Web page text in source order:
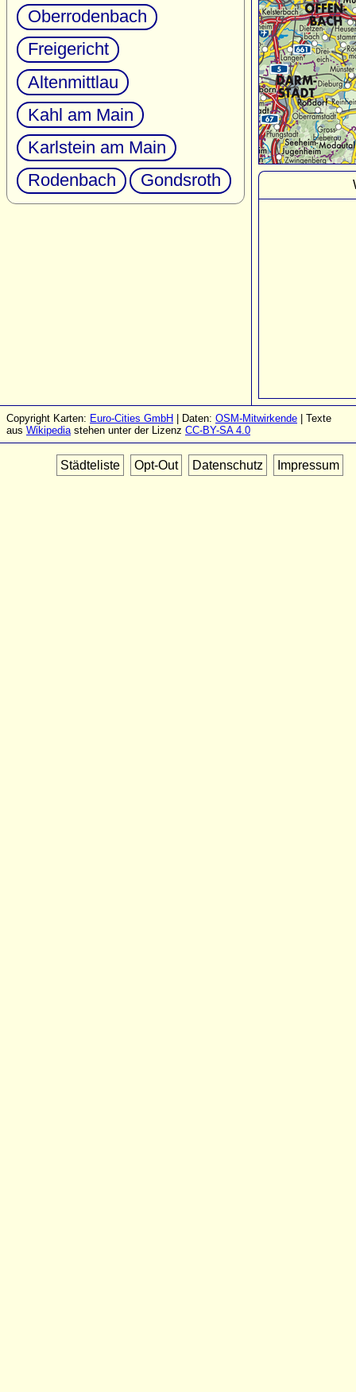
Oberrodenbach
Freigericht
Altenmittlau
Kahl am Main
Karlstein am Main
Rodenbach
Gondsroth
Copyright Karten: Euro-Cities GmbH | Daten: OSM-Mitwirkende | Texte
aus Wikipediastehen unter der Lizenz CC-BY-SA 4.0
Städteliste Opt-Out Datenschutz Impressum